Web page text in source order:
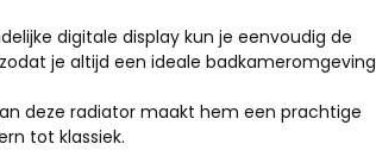
digitale display kun je eenvoudig de
je altijd een ideale badkameromgeving
deze radiator maakt hem een prachtige
tot klassiek.